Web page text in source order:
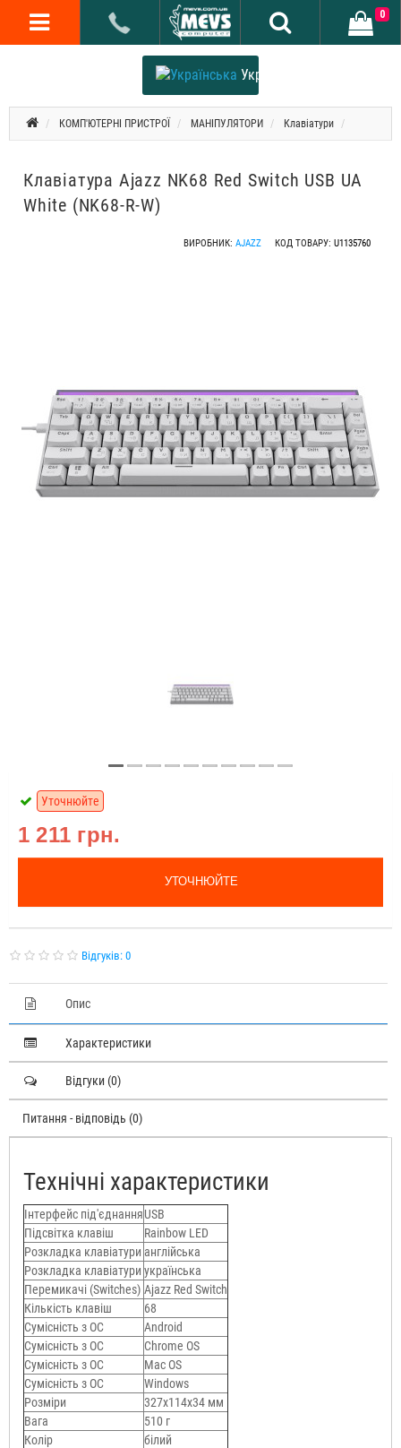
Українська
0
КОМП'ЮТЕРНІ ПРИСТРОЇ МАНІПУЛЯТОРИ Клавіатури
Клавіатура Ajazz NK68 Red Switch USB UA
White (NK68-R-W)
ВИРОБНИК: AJAZZ КОД ТОВАРУ: U1135760
1 211 грн.
Уточнюйте
УТОЧНЮЙТЕ
Відгуків: 0
Опис
Характеристики
Відгуки (0)
Питання - відповідь (0)
Технічні характеристики
Інтерфейс під'єднанняUSB
Підсвітка клавіш
Rainbow LED
Розкладка клавіатури англійська
Розкладка клавіатури українська
Перемикачі (Switches) Ajazz Red Switch
Кількість клавіш
68
Сумісність з ОС
Android
Сумісність з ОС
Chrome OS
Сумісність з ОС
Mac OS
Сумісність з ОС
Windows
Розміри
327x114x34 мм
Вага
510 г
Колір
білий